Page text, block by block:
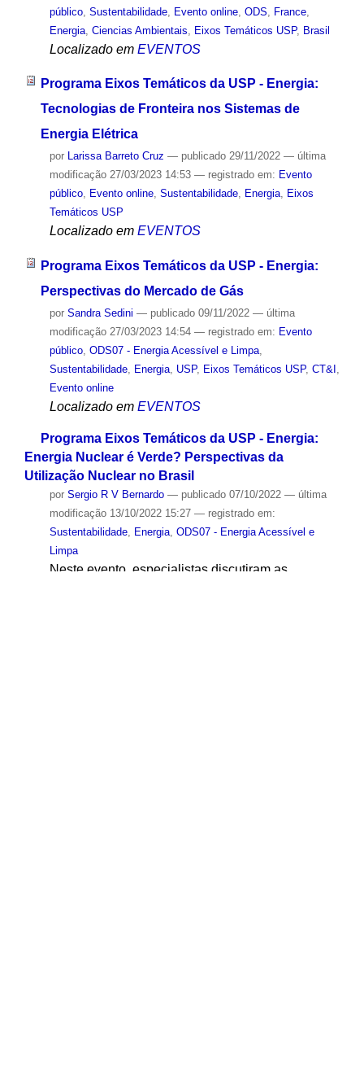
público, Sustentabilidade, Evento online, ODS France,
Energia, Ciencias Ambientais Eixos Temáticos USP, Brasil
Localizado em EVENTOS
Programa Eixos Temáticos da USP - Energia:
Tecnologias de Fronteira nos Sistemas de
Energia Elétrica
por Larissa Barreto Cruz — publicado29/11/2022 — última
modificação27/03/2023 14:53 — registrado em: Evento
público, Evento online, Sustentabilidade, Energia, Eixos
Temáticos USP
Localizado em EVENTOS
Programa Eixos Temáticos da USP - Energia:
Perspectivas do Mercado de Gás
por Sandra Sedini — publicado09/11/2022 — última
modificação27/03/2023 14:54 — registrado em: Evento
público, ODS07 - Energia Acessível e Limpa,
Sustentabilidade, Energia, USP, Eixos Temáticos USP, CT&I ,
Evento online
Localizado em EVENTOS
Programa Eixos Temáticos da USP - Energia:
Energia Nuclear é Verde? Perspectivas da
Utilização Nuclear no Brasil
por Sergio R V Bernardo — publicado07/10/2022 — última
modificação13/10/2022 15:27 — registrado em:
Sustentabilidade, Energia, ODS07 - Energia Acessível e
Limpa
Neste evento, especialistas discutiram as